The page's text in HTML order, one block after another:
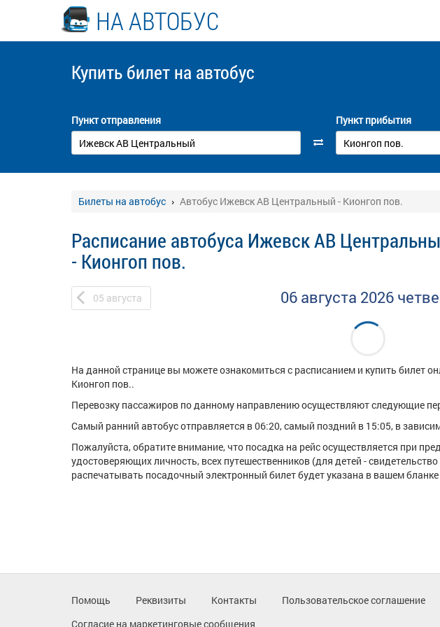
НА АВТОБУС
Купить билет на автобус
Пункт отправления Пункт прибытия
Билеты на автобус Автобус Ижевск АВ Центральный - Кионгоп пов.
Расписание автобуса Ижевск АВ
- Кионгоп пов.
05 августа 06 августа 2026
На данной странице вы можете ознакомиться с расписанием и купить билет
Кионгоп пов..
Перевозку пассажиров по данному направлению осуществляют следующие
Самый ранний автобус отправляется в 06:20, самый поздний в 15:05, в
Пожалуйста, обратите внимание, что посадка на рейс осуществляется при
удостоверяющих личность, всех путешественников (для детей -
распечатывать посадочный электронный билет будет указана в вашем
Помощь Реквизиты Контакты Пользовательское соглашение
Согласие на маркетинговые сообщения